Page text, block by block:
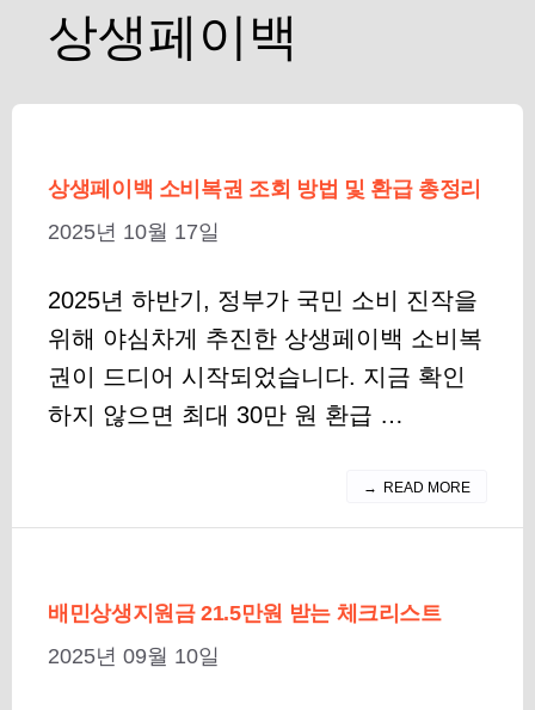
상생페이백
상생페이백 소비복권 조회 방법 및 환급 총정리
2025년 10월 17일
2025년 하반기, 정부가 국민 소비 진작을
위해 야심차게 추진한 상생페이백 소비복
권이 드디어 시작되었습니다. 지금 확인
하지 않으면 최대 30만 원 환급 …
READ MORE
배민상생지원금 21.5만원 받는 체크리스트
2025년 09월 10일